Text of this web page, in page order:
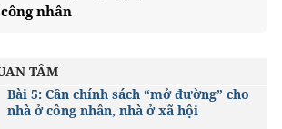
nhân
TÂM
Bài 5: Cần chính sách “mở đường” cho
nhà ở công nhân, nhà ở xã hội